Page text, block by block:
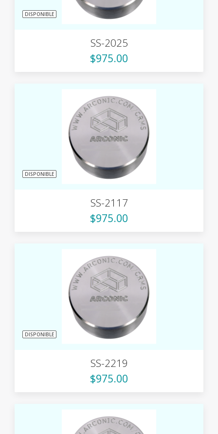
DISPONIBLE
SS-2025
$975.00
DISPONIBLE
SS-2117
$975.00
DISPONIBLE
SS-2219
$975.00